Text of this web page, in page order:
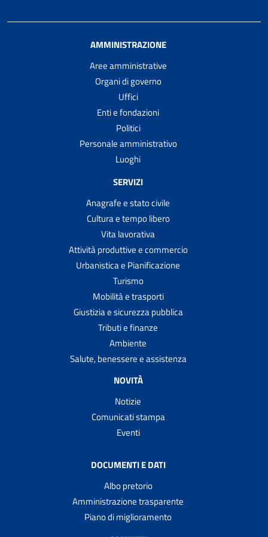
AMMINISTRAZIONE
Aree amministrative
Organi di governo
Uffici
Enti e fondazioni
Politici
Personale amministrativo
Luoghi
SERVIZI
Anagrafe e stato civile
Cultura e tempo libero
Vita lavorativa
Attività produttive e commercio
Urbanistica e Pianificazione
Turismo
Mobilità e trasporti
Giustizia e sicurezza pubblica
Tributi e finanze
Ambiente
Salute, benessere e assistenza
NOVITÀ
Notizie
Comunicati stampa
Eventi
DOCUMENTI E DATI
Albo pretorio
Amministrazione trasparente
Piano di miglioramento